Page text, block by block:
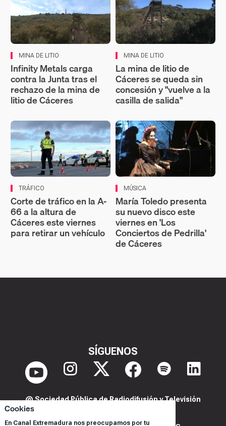
Cookies
En Canal Extremadura nos preocupamos por tu
MINA DE LITIO
Infinity Metals carga
contra la Junta tras el
rechazo de la mina de
litio de Cáceres
MINA DE LITIO
La mina de litio de
Cáceres se queda sin
concesión y "vuelve a la
casilla de salida"
TRÁFICO
Corte de tráfico en la A-
66 a la altura de
Cáceres este viernes
para retirar un vehículo
MÚSICA
María Toledo presenta
su nuevo disco este
viernes en 'Los
Conciertos de Pedrilla'
de Cáceres
SÍGUENOS
@ Sociedad Pública de Radiodifusión y Televisión